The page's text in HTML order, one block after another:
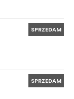
SPRZEDAM
SPRZEDAM